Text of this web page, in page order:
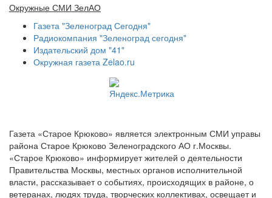
Окружные СМИ ЗелАО
Газета "Зеленоград Сегодня"
Радиокомпания "Зеленоград сегодня"
Издательский дом "41"
Окружная газета Zelao.ru
Газета «Старое Крюково» является электронным СМИ управы
района Старое Крюково Зеленоградского АО г.Москвы.
«Старое Крюково» информирует жителей о деятельности
Правительства Москвы, местных органов исполнительной
власти, рассказывает о событиях, происходящих в районе, о
ветеранах, людях труда, творческих коллективах, освещает и